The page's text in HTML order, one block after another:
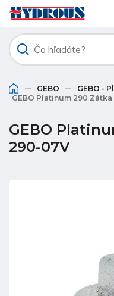
GEBO
GEBO -
GEBO Platinum 290 Zátka
GEBO
290-07V